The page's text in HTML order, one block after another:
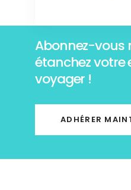
Abonnez-vous
étanchez votre
voyager !
ADHÉRER